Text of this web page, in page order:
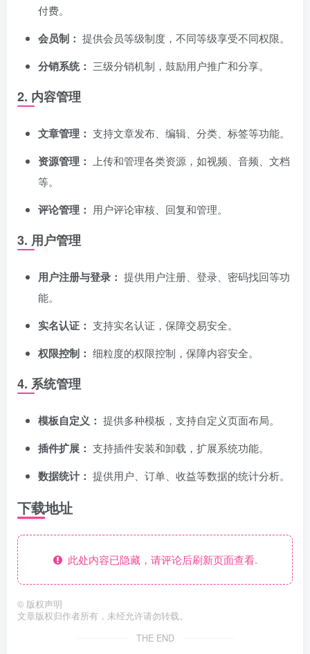
付费。
会员制： 提供会员等级制度，不同等级享受不同权限。
分销系统： 三级分销机制，鼓励用户推广和分享。
2. 内容管理
文章管理： 支持文章发布、编辑、分类、标签等功能。
资源管理：
上传和管理各类资源，如视频、音频、文档
等。
评论管理： 用户评论审核、回复和管理。
3. 用户管理
用户注册与登录： 提供用户注册、登录、密码找回等功
能。
实名认证： 支持实名认证，保障交易安全。
权限控制： 细粒度的权限控制，保障内容安全。
4. 系统管理
模板自定义： 提供多种模板，支持自定义页面布局。
插件扩展： 支持插件安装和卸载，扩展系统功能。
数据统计： 提供用户、订单、收益等数据的统计分析。
下载地址
此处内容已隐藏，请评论后刷新页面查看.
© 版权声明
文章版权归作者所有，未经允许请勿转载。
THE END